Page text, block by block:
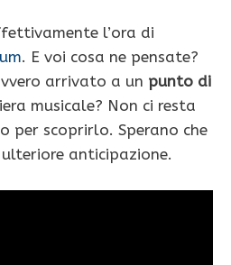
l’ora di
. E voi cosa ne pensate?
arrivato a un punto di
musicale? Non ci resta
per scoprirlo. Sperano che
anticipazione.